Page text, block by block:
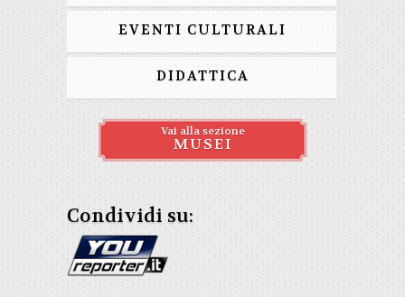
EVENTI CULTURALI
DIDATTICA
Vai alla sezione
MUSEI
Condividi su: